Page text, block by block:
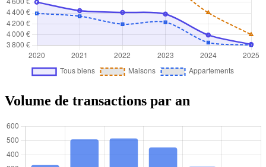
Volume de transactions par an